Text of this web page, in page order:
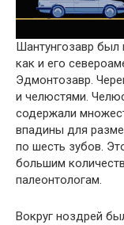
Шантунгозавр
как и его
Эдмонтозавр.
и челюстями.
содержали
впадины для
по шесть зубов.
большим
палеонтологам.
Вокруг ноздрей